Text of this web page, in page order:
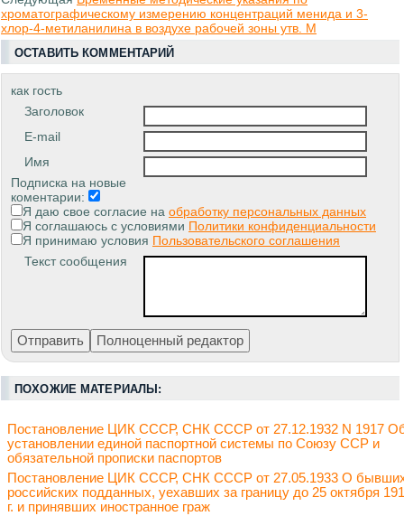
хроматографическому измерению концентраций менида и 3-
хлор-4-метиланилина в воздухе рабочей зоны утв. М
ОСТАВИТЬ КОММЕНТАРИЙ
как гость
Заголовок
E-mail
Имя
Подписка на новые
коментарии:
Я даю свое согласие на обработку персональных данных
Я соглашаюсь с условиями Политики конфиденциальности
Я принимаю условия Пользовательского соглашения
Текст сообщения
ПОХОЖИЕ МАТЕРИАЛЫ:
Постановление ЦИК СССР, СНК СССР от 27.12.1932 N 1917
установлении единой паспортной системы по Союзу ССР и
обязательной прописки паспортов
Постановление ЦИК СССР, СНК СССР от 27.05.1933 О
российских подданных, уехавших за границу до 25 октября
г. и принявших иностранное граж